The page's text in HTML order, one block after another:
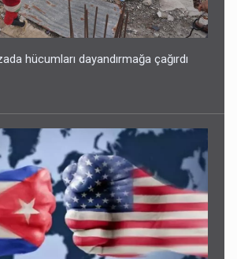
hücumları dayandırmağa çağırdı